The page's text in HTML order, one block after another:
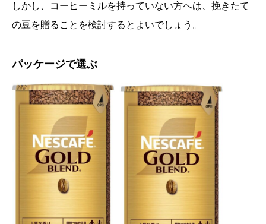
しかし、コーヒーミルを持っていない方へは、挽きたて
の豆を贈ることを検討するとよいでしょう。
パッケージで選ぶ